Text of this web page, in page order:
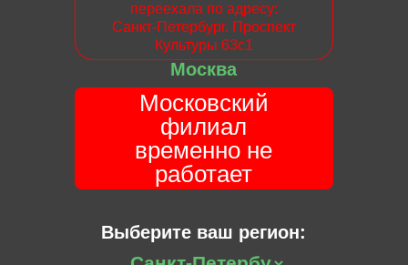
переехала по адресу:
Санкт-Петербург. Проспект
Культуры 63с1
Москва
Московский
филиал
временно не
работает
Выберите ваш регион: